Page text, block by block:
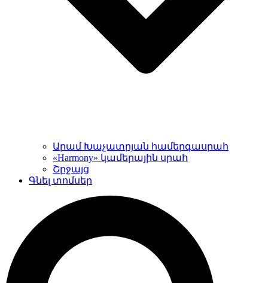
Արամ Խաչատրյան համերգասրահ
«Harmony» կամերային սրահ
Շրջայց
Գնել տոմսեր